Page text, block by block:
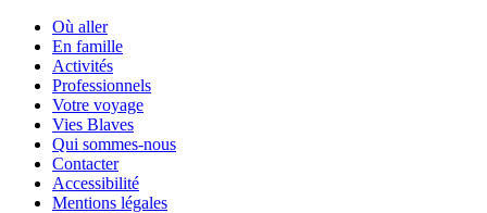
Où aller
En famille
Activités
Professionnels
Votre voyage
Vies Blaves
Qui sommes-nous
Contacter
Accessibilité
Mentions légales